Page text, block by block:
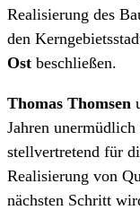
Realisierung des
den
Ost beschließen.
Thomas Thomsen
Jahren unermüdlich
stellvertretend für
Realisierung von
nächsten Schritt